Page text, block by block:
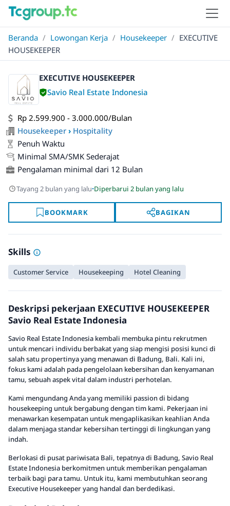
Beranda / Lowongan Kerja / Housekeeper / EXECUTIVE
HOUSEKEEPER
EXECUTIVE HOUSEKEEPER
Savio Real Estate Indonesia
Rp 2.599.900 - 3.000.000/Bulan
Housekeeper › Hospitality
Penuh Waktu
Minimal SMA/SMK Sederajat
Pengalaman minimal dari 12 Bulan
Tayang 2 bulan yang lalu·Diperbarui 2 bulan yang lalu
BOOKMARK BAGIKAN
Skills
Customer Service Housekeeping Hotel Cleaning
Deskripsi pekerjaan EXECUTIVE HOUSEKEEPER
Savio Real Estate Indonesia
Savio Real Estate Indonesia kembali membuka pintu rekrutmen
untuk mencari individu berbakat yang siap mengisi posisi kunci di
salah satu propertinya yang menawan di Badung, Bali. Kali ini,
fokus kami adalah pada pengelolaan kebersihan dan kenyamanan
tamu, sebuah aspek vital dalam industri perhotelan.
Kami mengundang Anda yang memiliki passion di bidang
housekeeping untuk bergabung dengan tim kami. Pekerjaan ini
menawarkan kesempatan untuk mengaplikasikan keahlian Anda
dalam menjaga standar kebersihan tertinggi di lingkungan yang
indah.
Berlokasi di pusat pariwisata Bali, tepatnya di Badung, Savio Real
Estate Indonesia berkomitmen untuk memberikan pengalaman
terbaik bagi para tamu. Untuk itu, kami membutuhkan seorang
Executive Housekeeper yang handal dan berdedikasi.